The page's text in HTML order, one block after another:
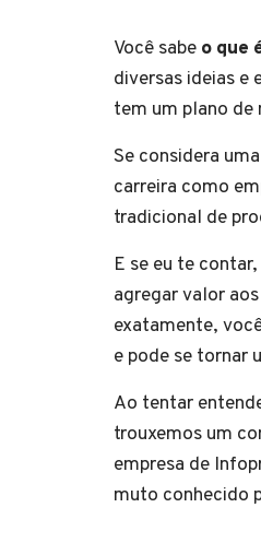
Você sabe o que
diversas ideias e
tem um plano de
Se considera
carreira como
tradicional de
E se eu te
agregar valor
exatamente,
e pode se tornar
Ao tentar
trouxemos um
empresa de
muto conhecido